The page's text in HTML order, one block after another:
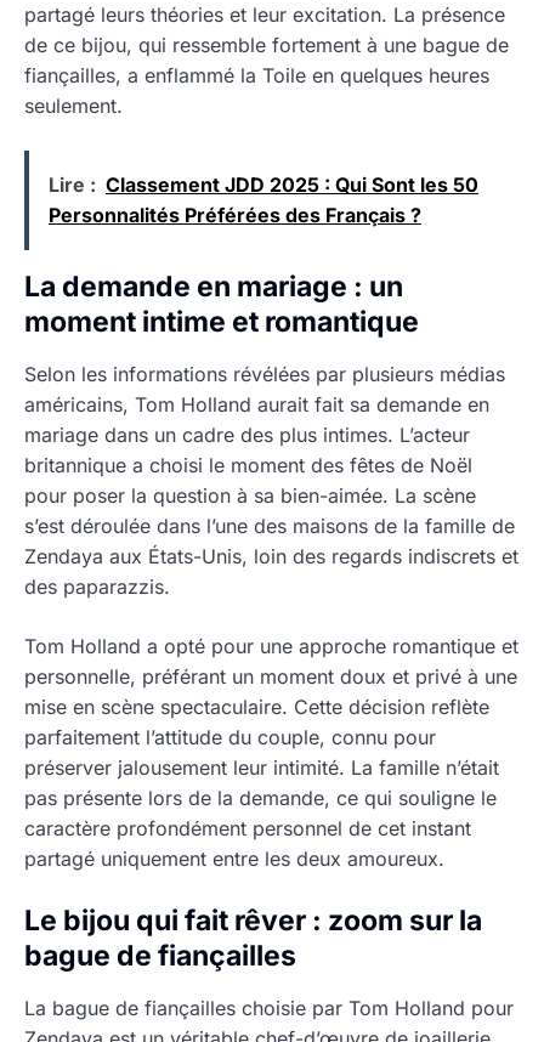
partagé leurs théories et leur excitation. La présence
de ce bijou, qui ressemble fortement à une bague de
fiançailles, a enflammé la Toile en quelques heures
seulement.
Lire : Classement JDD 2025 : Qui Sont les 50
Personnalités Préférées des Français ?
La demande en mariage : un
moment intime et romantique
Selon les informations révélées par plusieurs médias
américains, Tom Holland aurait fait sa demande en
mariage dans un cadre des plus intimes. L’acteur
britannique a choisi le moment des fêtes de Noël
pour poser la question à sa bien-aimée. La scène
s’est déroulée dans l’une des maisons de la famille de
Zendaya aux États-Unis, loin des regards indiscrets et
des paparazzis.
Tom Holland a opté pour une approche romantique et
personnelle, préférant un moment doux et privé à une
mise en scène spectaculaire. Cette décision reflète
parfaitement l’attitude du couple, connu pour
préserver jalousement leur intimité. La famille n’était
pas présente lors de la demande, ce qui souligne le
caractère profondément personnel de cet instant
partagé uniquement entre les deux amoureux.
Le bijou qui fait rêver : zoom sur la
bague de fiançailles
La bague de fiançailles choisie par Tom Holland pour